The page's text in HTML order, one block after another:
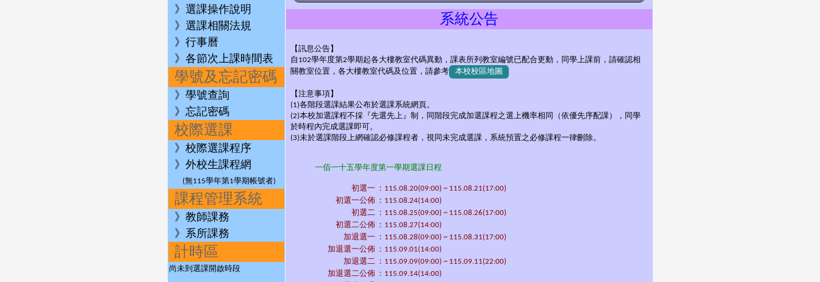
》選課操作說明
》選課相關法規
》行事曆
》各節次上課時間表
學號及忘記密碼
》學號查詢
》忘記密碼
校際選課
》校際選課程序
》外校生課程網
(無115學年第1學期帳號者)
課程管理系統
》教師課務
》系所課務
計時區
尚未到選課開啟時段
系統公告
【訊息公告】
自102學年度第2學期起各大樓教室代碼異動，課表所列教室編號已配合更動，同學上課前，請確認相
關教室位置，各大樓教室代碼及位置，請參考
本校校區地圖
【注意事項】
(1)各階段選課結果公布於選課系統網頁。
(2)本校加選課程不採『先選先上』制，同階段完成加選課程之選上機率相同（依優先序配課），同學
於時程內完成選課即可。
(3)未於選課階段上網確認必修課程者，視同未完成選課，系統預置之必修課程一律刪除。
一佰一十五學年度第一學期選課日程
初選一 ：115.08.20(09:00) ~ 115.08.21(17:00)
初選一公佈 ：115.08.24(14:00)
初選二 ：115.08.25(09:00) ~ 115.08.26(17:00)
初選二公佈 ：115.08.27(14:00)
加退選一 ：115.08.28(09:00) ~ 115.08.31(17:00)
加退選一公佈 ：115.09.01(14:00)
加退選二 ：115.09.09(09:00) ~ 115.09.11(22:00)
加退選二公佈 ：115.09.14(14:00)